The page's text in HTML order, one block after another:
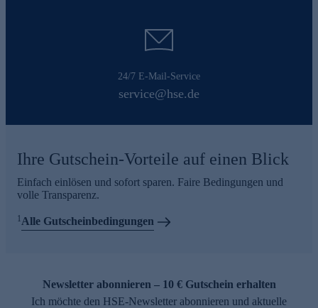
24/7 E-Mail-Service
service@hse.de
Ihre Gutschein-Vorteile auf einen Blick
Einfach einlösen und sofort sparen. Faire Bedingungen und
volle Transparenz.
1Alle Gutscheinbedingungen
Newsletter abonnieren – 10 € Gutschein erhalten
Ich möchte den HSE-Newsletter abonnieren und aktuelle